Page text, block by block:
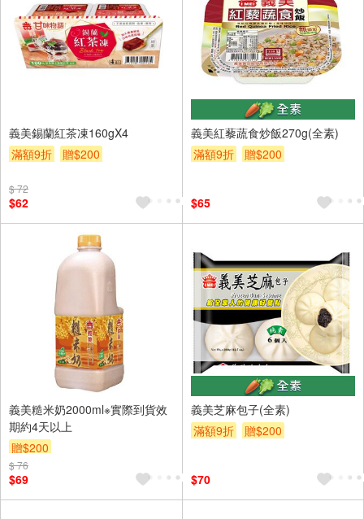
義美錫蘭紅茶凍160gX4
滿額9折
贈$200
$ 72
$62
義美紅藜蔬食炒飯270g(全素)
滿額9折
贈$200
$65
義美糙米奶2000ml※實際到貨效
期約4天以上
贈$200
$ 76
$69
義美芝麻包子(全素)
滿額9折
贈$200
$70